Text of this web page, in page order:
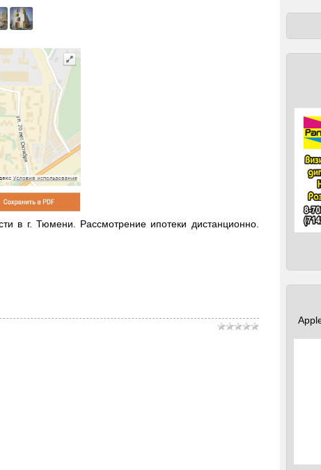
в г. Тюмени. Рассмотрение ипотеки дистанционно.